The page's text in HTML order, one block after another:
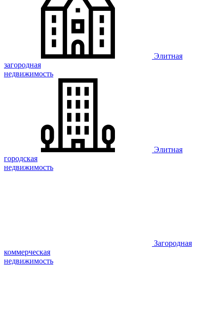
Элитная
загородная
недвижимость
Элитная
городская
недвижимость
Загородная
коммерческая
недвижимость